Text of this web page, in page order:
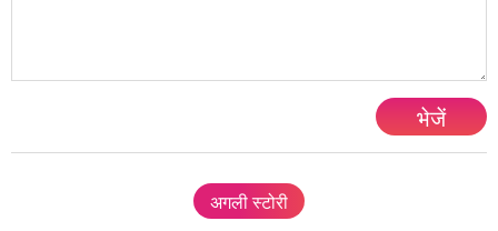
भेजें
अगली स्टोरी